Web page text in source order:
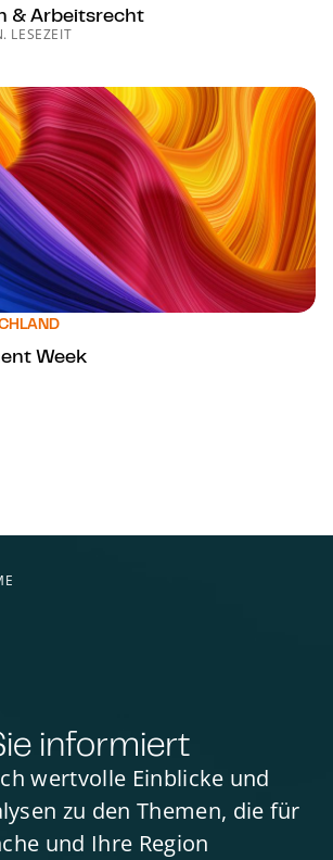
& Arbeitsrecht
LESEZEIT
Week
Week
informiert
wertvolle Einblicke und
zu den Themen, die für
und Ihre Region